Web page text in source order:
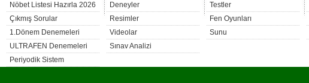
Nöbet Listesi Hazırla 2026
Çıkmış Sorular
1.Dönem Denemeleri
ULTRAFEN Denemeleri
Periyodik Sistem
Deneyler
Resimler
Videolar
Sınav Analizi
Testler
Fen Oyunları
Sunu